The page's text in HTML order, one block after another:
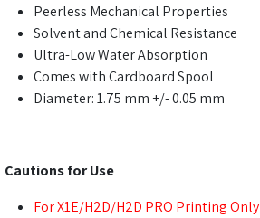
Peerless Mechanical Properties
Solvent and Chemical Resistance
Ultra-Low Water Absorption
Comes with Cardboard Spool
Diameter: 1.75 mm +/- 0.05 mm
Cautions for Use
For X1E/H2D/H2D PRO Printing Only